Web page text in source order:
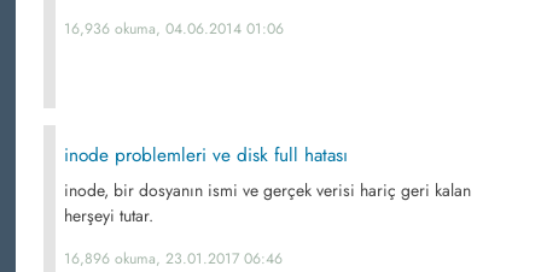
16,936 okuma, 04.06.2014 01:06
inode problemleri ve disk full hatası
inode, bir dosyanın ismi ve gerçek verisi hariç geri kalan
herşeyi tutar.
16,896 okuma, 23.01.2017 06:46